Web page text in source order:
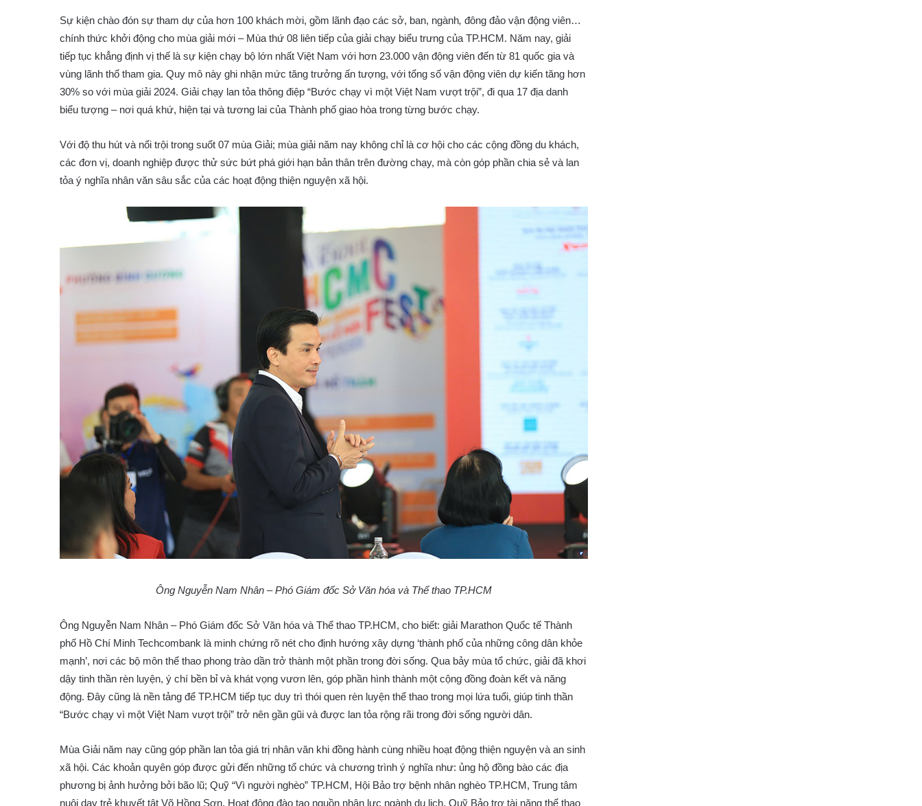
Sự kiện chào đón sự tham dự của hơn 100 khách mời, gồm lãnh đạo các sở, ban, ngành, đông đảo vận động viên…
chính thức khởi động cho mùa giải mới – Mùa thứ 08 liên tiếp của giải chạy biểu trưng của TP.HCM. Năm nay, giải
tiếp tục khẳng định vị thế là sự kiện chạy bộ lớn nhất Việt Nam với hơn 23.000 vận động viên đến từ 81 quốc gia và
vùng lãnh thổ tham gia. Quy mô này ghi nhận mức tăng trưởng ấn tượng, với tổng số vận động viên dự kiến tăng hơn
30% so với mùa giải 2024. Giải chạy lan tỏa thông điệp “Bước chạy vì một Việt Nam vượt trội”, đi qua 17 địa danh
biểu tượng – nơi quá khứ, hiện tại và tương lai của Thành phố giao hòa trong từng bước chạy.
Với độ thu hút và nổi trội trong suốt 07 mùa Giải; mùa giải năm nay không chỉ là cơ hội cho các cộng đồng du khách,
các đơn vị, doanh nghiệp được thử sức bứt phá giới hạn bản thân trên đường chạy, mà còn góp phần chia sẻ và lan
tỏa ý nghĩa nhân văn sâu sắc của các hoạt động thiện nguyện xã hội.
Ông Nguyễn Nam Nhân – Phó Giám đốc Sở Văn hóa và Thể thao TP.HCM
Ông Nguyễn Nam Nhân – Phó Giám đốc Sở Văn hóa và Thể thao TP.HCM, cho biết: giải Marathon Quốc tế Thành
phố Hồ Chí Minh Techcombank là minh chứng rõ nét cho định hướng xây dựng ‘thành phố của những công dân khỏe
mạnh’, nơi các bộ môn thể thao phong trào dần trở thành một phần trong đời sống. Qua bảy mùa tổ chức, giải đã khơi
dậy tinh thần rèn luyện, ý chí bền bỉ và khát vọng vươn lên, góp phần hình thành một cộng đồng đoàn kết và năng
động. Đây cũng là nền tảng để TP.HCM tiếp tục duy trì thói quen rèn luyện thể thao trong mọi lứa tuổi, giúp tinh thần
“Bước chạy vì một Việt Nam vượt trội” trở nên gần gũi và được lan tỏa rộng rãi trong đời sống người dân.
Mùa Giải năm nay cũng góp phần lan tỏa giá trị nhân văn khi đồng hành cùng nhiều hoạt động thiện nguyện và an sinh
xã hội. Các khoản quyên góp được gửi đến những tổ chức và chương trình ý nghĩa như: ủng hộ đồng bào các địa
phương bị ảnh hưởng bởi bão lũ; Quỹ “Vì người nghèo” TP.HCM, Hội Bảo trợ bệnh nhân nghèo TP.HCM, Trung tâm
nuôi dạy trẻ khuyết tật Võ Hồng Sơn, Hoạt động đào tạo nguồn nhân lực ngành du lịch, Quỹ Bảo trợ tài năng thể thao